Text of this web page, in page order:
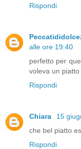
Rispondi
alle ore 19:40
perfetto per
voleva un
Rispondi
Chiara
15
che bel piatto
Rispondi